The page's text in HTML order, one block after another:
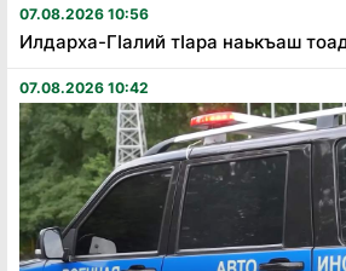
07.08.2026 10:56
Илдарха-Гӏалий тӏара наькъаш
07.08.2026 10:42